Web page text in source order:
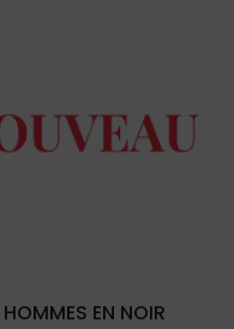
HOMMES EN NOIR